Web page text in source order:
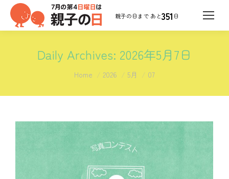
351 日
Daily Archives: 2026年5月7日
You are here:
Home 2026 5月 07